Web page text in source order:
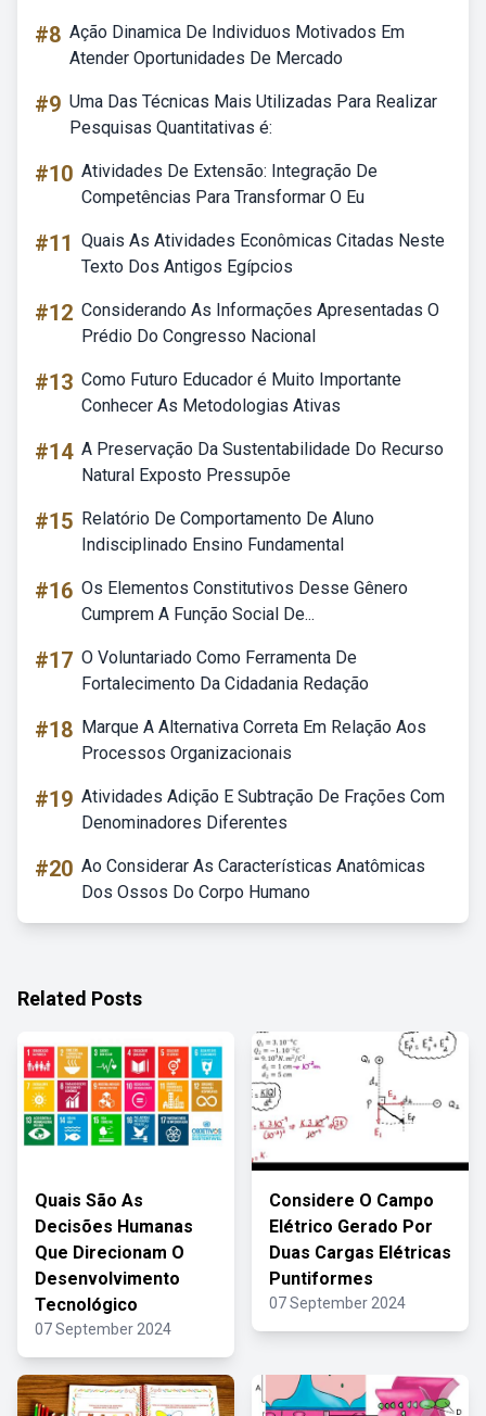
#8 Ação Dinamica De Individuos Motivados Em
Atender Oportunidades De Mercado
#9 Uma Das Técnicas Mais Utilizadas Para Realizar
Pesquisas Quantitativas é:
#10 Atividades De Extensão: Integração De
Competências Para Transformar O Eu
#11 Quais As Atividades Econômicas Citadas Neste
Texto Dos Antigos Egípcios
#12 Considerando As Informações Apresentadas O
Prédio Do Congresso Nacional
#13 Como Futuro Educador é Muito Importante
Conhecer As Metodologias Ativas
#14 A Preservação Da Sustentabilidade Do Recurso
Natural Exposto Pressupõe
#15 Relatório De Comportamento De Aluno
Indisciplinado Ensino Fundamental
#16 Os Elementos Constitutivos Desse Gênero
Cumprem A Função Social De...
#17 O Voluntariado Como Ferramenta De
Fortalecimento Da Cidadania Redação
#18 Marque A Alternativa Correta Em Relação Aos
Processos Organizacionais
#19 Atividades Adição E Subtração De Frações Com
Denominadores Diferentes
#20 Ao Considerar As Características Anatômicas
Dos Ossos Do Corpo Humano
Related Posts
Quais São As
Decisões Humanas
Que Direcionam O
Desenvolvimento
Tecnológico
07 September 2024
Considere O Campo
Elétrico Gerado Por
Duas Cargas Elétricas
Puntiformes
07 September 2024